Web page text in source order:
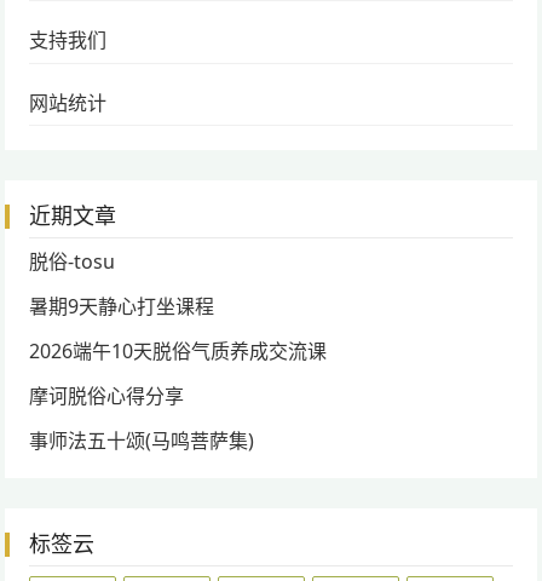
支持我们
网站统计
近期文章
脱俗-tosu
暑期9天静心打坐课程
2026端午10天脱俗气质养成交流课
摩诃脱俗心得分享
事师法五十颂(马鸣菩萨集)
标签云